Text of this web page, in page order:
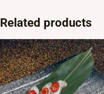
Related products